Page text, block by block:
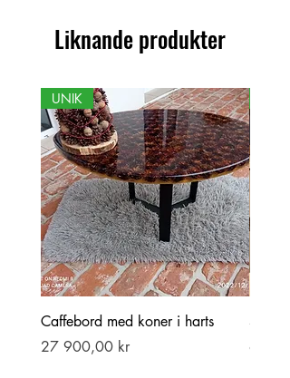
Liknande produkter
UNIK
Caffebord med koner i harts
Pris
27 900,00 kr
Stor
Pris
69